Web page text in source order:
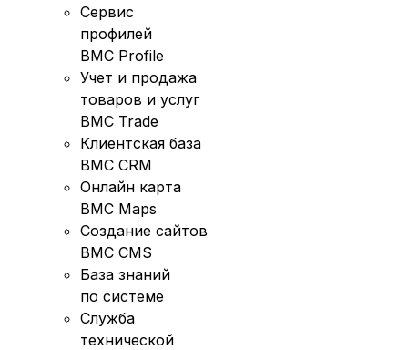
Сервис
профилей
BMC Profile
Учет и продажа
товаров и услуг
BMC Trade
Клиентская база
BMC CRM
Онлайн карта
BMC Maps
Создание сайтов
BMC CMS
База знаний
по системе
Служба
технической